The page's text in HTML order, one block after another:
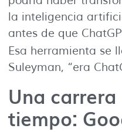
la inteligencia
antes de que
Esa herramienta se
Suleyman, “era
Una
tiempo: